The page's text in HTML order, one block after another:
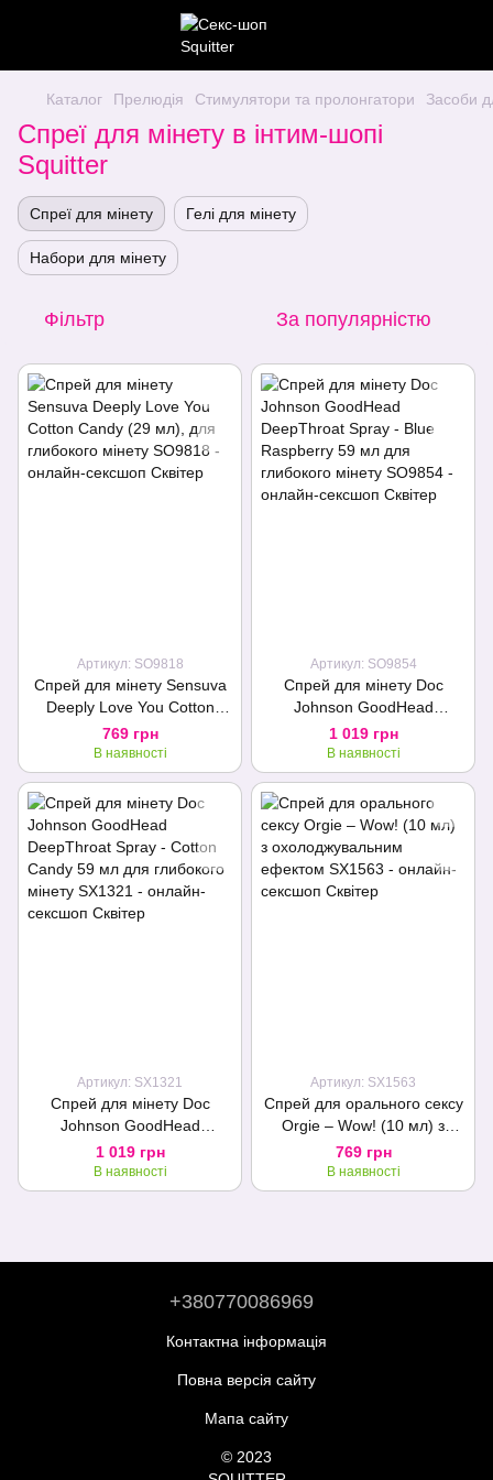
Каталог Прелюдія Стимулятори та пролонгатори Засоби
Спреї для мінету в інтим-шопі
Squitter
Спреї для мінету Гелі для мінету
Набори для мінету
Фільтр За популярністю
Артикул: SO9818
Спрей для мінету Sensuva
Deeply Love You Cotton
Candy (29 мл), для
глибокого мінету
769 грн
В наявності
Артикул: SO9854
Спрей для мінету Doc
Johnson GoodHead
DeepThroat Spray - Blue
Raspberry 59 мл для
глибокого мінету
1 019 грн
В наявності
Артикул: SX1321
Спрей для мінету Doc
Johnson GoodHead
DeepThroat Spray - Cotton
Candy 59 мл для глибокого
мінету
1 019 грн
В наявності
Артикул: SX1563
Спрей для орального сексу
Orgie – Wow! (10 мл) з
охолоджувальним ефектом
769 грн
В наявності
+380770086969
Контактна інформація
Повна версія сайту
Мапа сайту
© 2023